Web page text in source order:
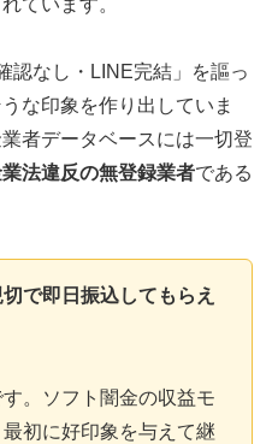
認なし・LINE完結」を謳っ
な印象を作り出していま
者データベースには一切登
法違反の無登録業者である
で即日振込してもらえ
。ソフト闇金の収益モ
初に好印象を与えて継